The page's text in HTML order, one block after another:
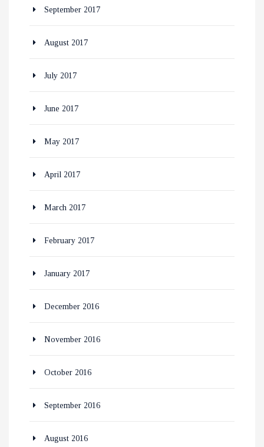
September 2017
August 2017
July 2017
June 2017
May 2017
April 2017
March 2017
February 2017
January 2017
December 2016
November 2016
October 2016
September 2016
August 2016